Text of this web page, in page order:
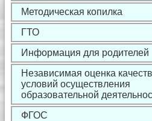
Методическая копилка
ГТО
Информация для родителей
Независимая оценка
условий осуществления
образовательной
ФГОС